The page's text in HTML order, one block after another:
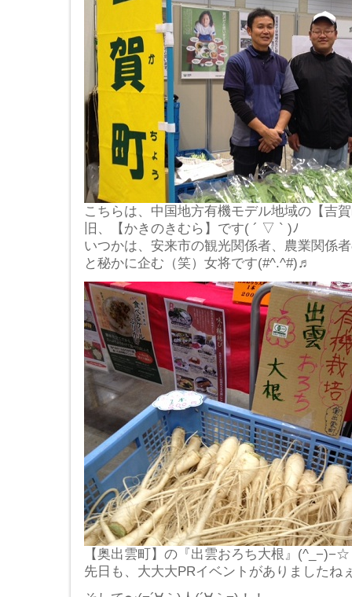
こちらは、中国地方有機モデル地域の【吉
旧、【かきのきむら】です( ´ ▽ ` )ﾉ
いつかは、安来市の観光関係者、農業関係
と秘かに企む（笑）女将です(#^.^#)♬
【奥出雲町】の『出雲おろち大根』(^_−)−☆
先日も、大大大PRイベントがありました